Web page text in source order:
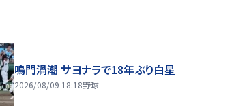
鳴門渦潮 サヨナラで18年ぶり白星
2026/08/09 18:18野球